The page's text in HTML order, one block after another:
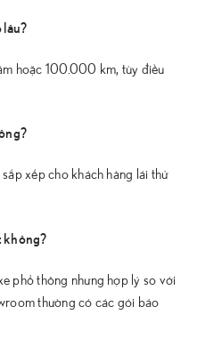
lâu?
hoặc 100.000 km, tùy điều
sắp xếp cho khách hàng lái thử
không?
phổ thông nhưng hợp lý so với
thường có các gói bảo